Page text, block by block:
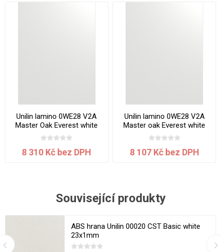
Unilin lamino 0WE28 V2A
Master Oak Everest white
2800x2070x19 mm
8 310 Kč bez DPH
Unilin lamino 0WE28 V2A
Master oak Everest white
2800x2070x18 mm
8 107 Kč bez DPH
Související produkty
ABS hrana Unilin 00020 CST Basic white
23x1mm